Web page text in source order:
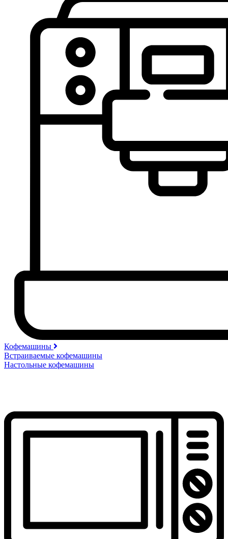
Кофемашины
Встраиваемые кофемашины
Настольные кофемашины